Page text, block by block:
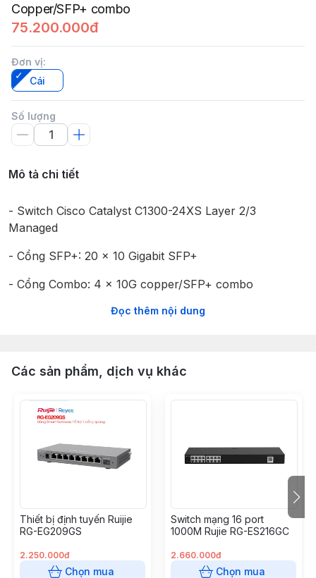
Copper/SFP+ combo
75.200.000đ
Đơn vị:
Cái
Số lượng
Mô tả chi tiết
- Switch Cisco Catalyst C1300-24XS Layer 2/3
Managed
- Cổng SFP+: 20 x 10 Gigabit SFP+
- Cổng Combo: ​4 x 10G copper/SFP+ combo
- Cổng console: Cisco standard RJ-45 console
- Management: Cisco Business Dashboard, CLI, SSH,
Đọc thêm nội dung
Các sản phẩm, dịch vụ khác
Thiết bị định tuyến Ruijie
RG-EG209GS
2.250.000đ
Chọn mua
Switch mạng 16 port
1000M Rujie RG-ES216GC
2.660.000đ
Chọn mua